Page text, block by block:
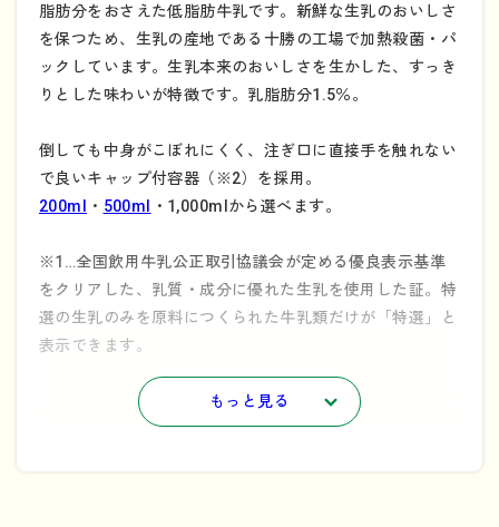
脂肪分をおさえた低脂肪牛乳です。新鮮な生乳のおいしさ
を保つため、生乳の産地である十勝の工場で加熱殺菌・パ
ックしています。生乳本来のおいしさを生かした、すっき
りとした味わいが特徴です。乳脂肪分1.5％。
倒しても中身がこぼれにくく、注ぎ口に直接手を触れない
で良いキャップ付容器（※2）を採用。
200ml
・ 500ml ・1,000mlから選べます。
※1…全国飲用牛乳公正取引協議会が定める優良表示基準
をクリアした、乳質・成分に優れた生乳を使用した証。特
選の生乳のみを原料につくられた牛乳類だけが「特選」と
表示できます。
※2…キャップ付き容器の解体方法についてはこちらをご
参照ください。
もっと見る